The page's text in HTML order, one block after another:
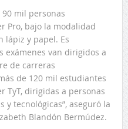
mil personas
Pro, bajo la modalidad
lápiz y papel. Es
exámenes van dirigidos a
de carreras
de 120 mil estudiantes
TyT, dirigidas a personas
tecnológicas”, aseguró la
Blandón Bermúdez.